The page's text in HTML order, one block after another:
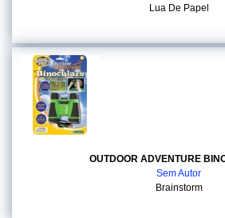
Lua De Papel
OUTDOOR ADVENTURE
Sem Autor
Brainstorm